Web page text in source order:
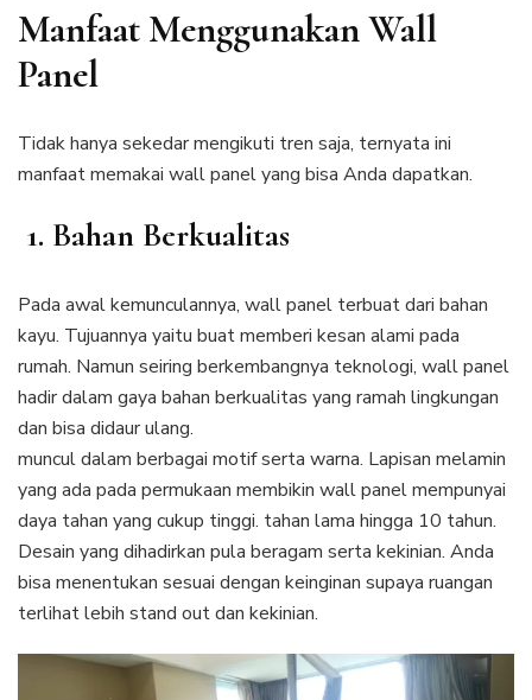
Manfaat Menggunakan Wall
Panel
Tidak hanya sekedar mengikuti tren saja, ternyata ini
manfaat memakai wall panel yang bisa Anda dapatkan.
1. Bahan Berkualitas
Pada awal kemunculannya, wall panel terbuat dari bahan
kayu. Tujuannya yaitu buat memberi kesan alami pada
rumah. Namun seiring berkembangnya teknologi, wall panel
hadir dalam gaya bahan berkualitas yang ramah lingkungan
dan bisa didaur ulang.
muncul dalam berbagai motif serta warna. Lapisan melamin
yang ada pada permukaan membikin wall panel mempunyai
daya tahan yang cukup tinggi. tahan lama hingga 10 tahun.
Desain yang dihadirkan pula beragam serta kekinian. Anda
bisa menentukan sesuai dengan keinginan supaya ruangan
terlihat lebih stand out dan kekinian.